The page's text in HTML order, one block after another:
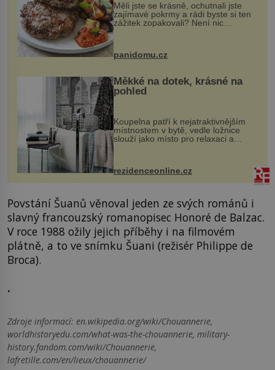
Měli jste se krásně, ochutnali jste
zajímavé pokrmy a rádi byste si ten
zážitek zopakovali? Není nic
snazšího. Pljeskavica (10 porcí)
Možná jste ji ochutnali na dovolené v
panidomu.cz
Měkké na dotek, krásné na
pohled
Koupelna patří k nejatraktivnějším
místnostem v bytě, vedle ložnice
slouží jako místo pro relaxaci a
odpočinek. Koupelnový textil –
ručníky, osušky a koberečky –
mohou jako mávnutím kouzelného
proutku...
rezidenceonline.cz
Povstání Šuanů věnoval jeden ze svých románů i
slavný francouzský romanopisec Honoré de Balzac.
V roce 1988 ožily jejich příběhy i na filmovém
plátně, a to ve snímku Šuani (režisér Philippe de
Broca).
.
Zdroje informací: en.wikipedia.org/wiki/Chouannerie,
worldhistoryedu.com/what-was-the-chouannerie, military-
history.fandom.com/wiki/Chouannerie,
lafretille.com/en/lieux/chouannerie/